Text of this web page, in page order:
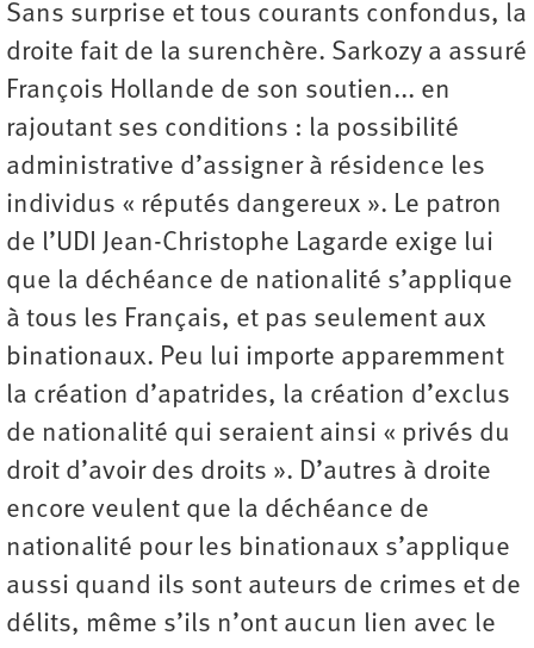
Sans surprise et tous courants confondus, la
droite fait de la surenchère. Sarkozy a assuré
François Hollande de son soutien... en
rajoutant ses conditions : la possibilité
administrative d’assigner à résidence les
individus « réputés dangereux ». Le patron
de l’UDI Jean-Christophe Lagarde exige lui
que la déchéance de nationalité s’applique
à tous les Français, et pas seulement aux
binationaux. Peu lui importe apparemment
la création d’apatrides, la création d’exclus
de nationalité qui seraient ainsi « privés du
droit d’avoir des droits ». D’autres à droite
encore veulent que la déchéance de
nationalité pour les binationaux s’applique
aussi quand ils sont auteurs de crimes et de
délits, même s’ils n’ont aucun lien avec le